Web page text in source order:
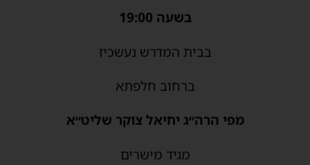
בשעה 19:00
בבית המדרש נעשכיז
ברחוב חלפתא
מפי הרה״ג יחיאל צוקר שליט״א
מגיד מישרים